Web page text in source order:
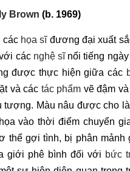
Brown (b. 1969)
các họa sĩđương đại xuất
các nghệ sĩnổi tiếng
được thực hiện giữa các
và các tác phẩm vẽ đậm
tượng. Màu nâu được cho
vào thời điểm chuyển
thể gợi tình, bị phân mảnh
giới phê bình đối với bức